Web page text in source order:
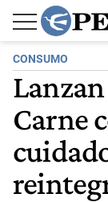
CONSUMO
Carne